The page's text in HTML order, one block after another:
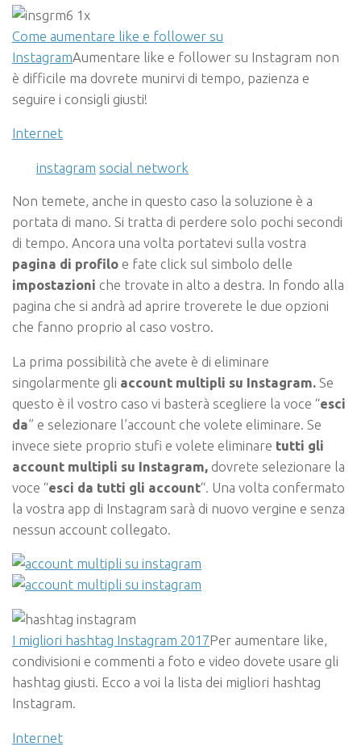
Come aumentare like e follower su
InstagramAumentare like e follower su Instagram non
è difficile ma dovrete munirvi di tempo, pazienza e
seguire i consigli giusti!
Internet
instagram social network
Non temete, anche in questo caso la soluzione è a
portata di mano. Si tratta di perdere solo pochi secondi
di tempo. Ancora una volta portatevi sulla vostra
pagina di profilo e fate click sul simbolo delle
impostazioni che trovate in alto a destra. In fondo alla
pagina che si andrà ad aprire troverete le due opzioni
che fanno proprio al caso vostro.
La prima possibilità che avete è di eliminare
singolarmente gli account multipli su Instagram. Se
questo è il vostro caso vi basterà scegliere la voce “esci
da” e selezionare l’account che volete eliminare. Se
invece siete proprio stufi e volete eliminare tutti gli
account multipli su Instagram, dovrete selezionare la
voce “esci da tutti gli account“. Una volta confermato
la vostra app di Instagram sarà di nuovo vergine e senza
nessun account collegato.
I migliori hashtag Instagram 2017Per aumentare like,
condivisioni e commenti a foto e video dovete usare gli
hashtag giusti. Ecco a voi la lista dei migliori hashtag
Instagram.
Internet